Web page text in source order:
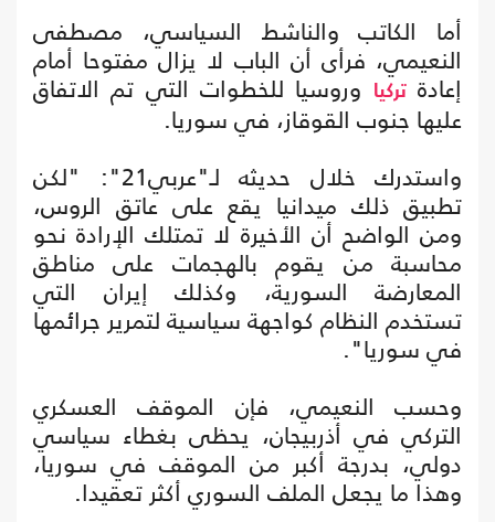
أما الكاتب والناشط السياسي، مصطفى
النعيمي، فرأى أن الباب لا يزال مفتوحا أمام
إعادةتركيا
وروسيا للخطوات التي تم الاتفاق
عليها جنوب القوقاز، في سوريا.
واستدرك خلال حديثه لـ"عربي21": "لكن
تطبيق ذلك ميدانيا يقع على عاتق الروس،
ومن الواضح أن الأخيرة لا تمتلك الإرادة نحو
محاسبة من يقوم بالهجمات على مناطق
المعارضة السورية، وكذلك إيران التي
تستخدم النظام كواجهة سياسية لتمرير جرائمها
في سوريا".
وحسب النعيمي، فإن الموقف العسكري
التركي في أذربيجان، يحظى بغطاء سياسي
دولي، بدرجة أكبر من الموقف في سوريا،
وهذا ما يجعل الملف السوري أكثر تعقيدا.